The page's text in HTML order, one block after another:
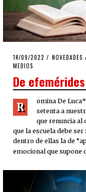
POSTED
ON
14/09/2022 14/09/2022
NOVEDADES
MEDIOS
De
R
omina De
setenta a
que renuncia al
que la escuela debe
dentro de ellas la de
emocional que supone